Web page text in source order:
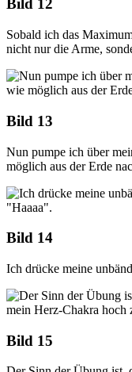
Bild 12
Sobald ich das
nicht nur die Arme,
Bild 13
Nun pumpe ich über
möglich aus der Erde
Bild 14
Ich drücke meine
Bild 15